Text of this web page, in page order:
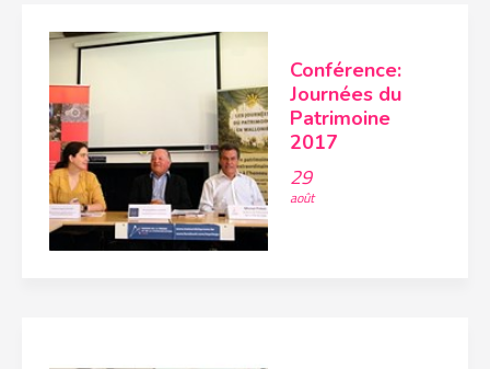
Conférence:
Journées du
Patrimoine
2017
29
août